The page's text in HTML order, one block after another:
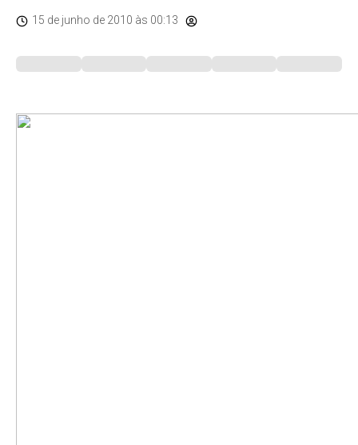
15 de junho de 2010 às 00:13